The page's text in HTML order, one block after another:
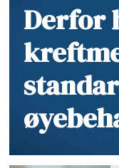
Derfor